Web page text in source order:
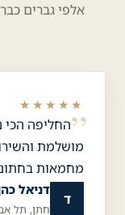
אלפי גברים
★★★★★
החליפה
מושלמת
מחמאות
ד
דניאל
חתן, תל